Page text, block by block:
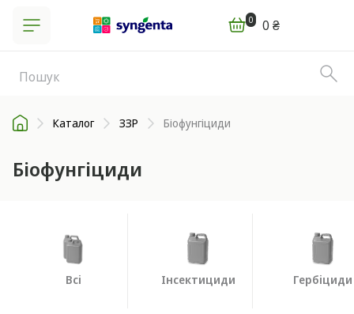
0 0 ₴
Каталог ЗЗР Біофунгіциди
Біофунгіциди
Всі Інсектициди Гербіциди